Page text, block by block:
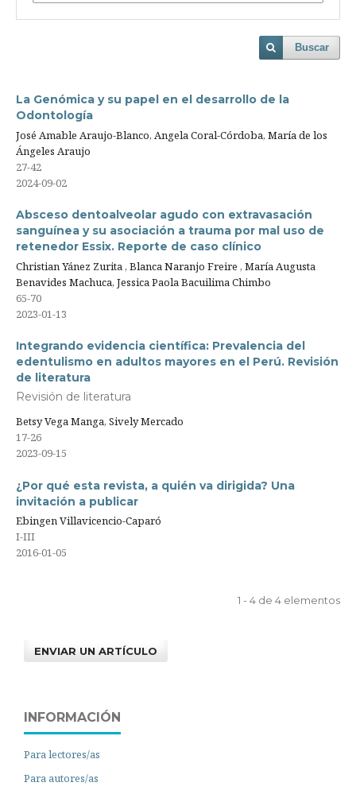
Buscar
La Genómica y su papel en el desarrollo de la
Odontología
José Amable Araujo-Blanco, Angela Coral-Córdoba, María de los
Ángeles Araujo
27-42
2024-09-02
Absceso dentoalveolar agudo con extravasación
sanguínea y su asociación a trauma por mal uso de
retenedor Essix. Reporte de caso clínico
Christian Yánez Zurita , Blanca Naranjo Freire , María Augusta
Benavides Machuca, Jessica Paola Bacuilima Chimbo
65-70
2023-01-13
Integrando evidencia científica: Prevalencia del
edentulismo en adultos mayores en el Perú. Revisión
de literatura
Revisión de literatura
Betsy Vega Manga, Sively Mercado
17-26
2023-09-15
¿Por qué esta revista, a quién va dirigida? Una
invitación a publicar
Ebingen Villavicencio-Caparó
I-III
2016-01-05
1 - 4 de 4 elementos
ENVIAR UN ARTÍCULO
INFORMACIÓN
Para lectores/as
Para autores/as